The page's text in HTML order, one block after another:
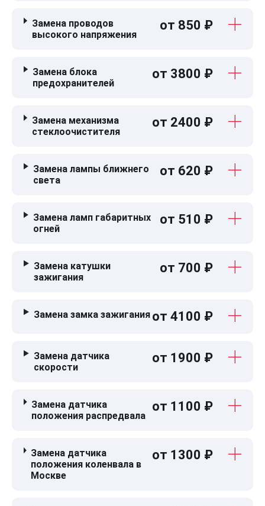
Замена проводов
высокого напряжения
от 850 ₽
Замена блока
предохранителей
от 3800 ₽
Замена механизма
стеклоочистителя
от 2400 ₽
Замена лампы ближнего
света
от 620 ₽
Замена ламп габаритных
огней
от 510 ₽
Замена катушки
зажигания
от 700 ₽
Замена замка зажигания от 4100 ₽
Замена датчика
скорости
от 1900 ₽
Замена датчика
положения распредвала
от 1100 ₽
Замена датчика
положения коленвала в
Москве
от 1300 ₽